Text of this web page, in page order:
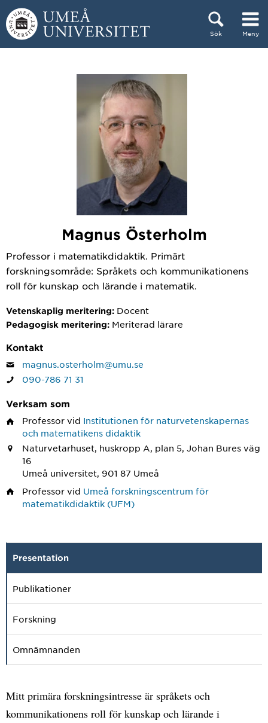
Hoppa direkt till innehållet
Sök Meny
Magnus Österholm
Professor i matematikdidaktik. Primärt
forskningsområde: Språkets och kommunikationens
roll för kunskap och lärande i matematik.
Vetenskaplig meritering: Docent
Pedagogisk meritering: Meriterad lärare
Kontakt
magnus.osterholm@umu.se
090-786 71 31
Verksam som
Professor vid Institutionen för naturvetenskapernas
och matematikens didaktik
Naturvetarhuset, huskropp A, plan 5, Johan Bures väg
16
Umeå universitet, 901 87 Umeå
Professor vid Umeå forskningscentrum för
matematikdidaktik (UFM)
Presentation
Publikationer
Forskning
Omnämnanden
Mitt primära forskningsintresse är språkets och
kommunikationens roll för kunskap och lärande i